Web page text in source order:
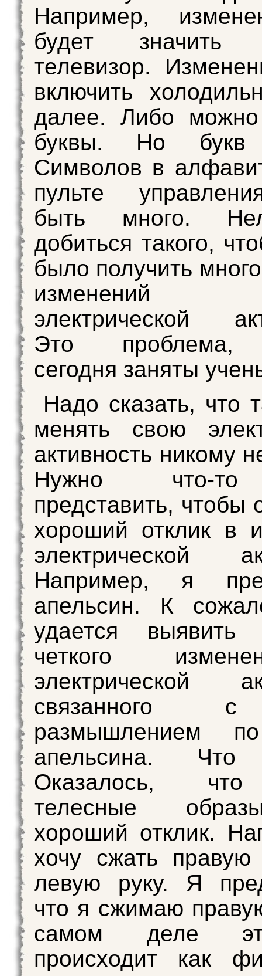
Например,
будет значить
телевизор.
включить
далее. Либо можно
буквы. Но букв
Символов в
пульте
быть много.
добиться такого,
было получить
изменений
электрической
Это проблема,
сегодня заняты
Надо сказать, что
менять свою
активность никому
Нужно что-
представить, чтобы
хороший отклик в
электрической
Например, я
апельсин. К
удается выявить
четкого
электрической
связанного
размышлением
апельсина. Что
Оказалось,
телесные
хороший отклик.
хочу сжать
левую руку. Я
что я сжимаю
самом деле
происходит как